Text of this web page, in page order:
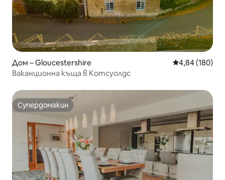
Дом – Gloucestershire Средна
4,84 (180)
Ваканционна къща в Котсуолдс
Супердомакин
Супердомакин